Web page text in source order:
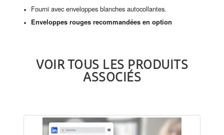
Fourni avec enveloppes blanches autocollantes.
Enveloppes rouges recommandées en option
VOIR TOUS LES PRODUITS
ASSOCIÉS